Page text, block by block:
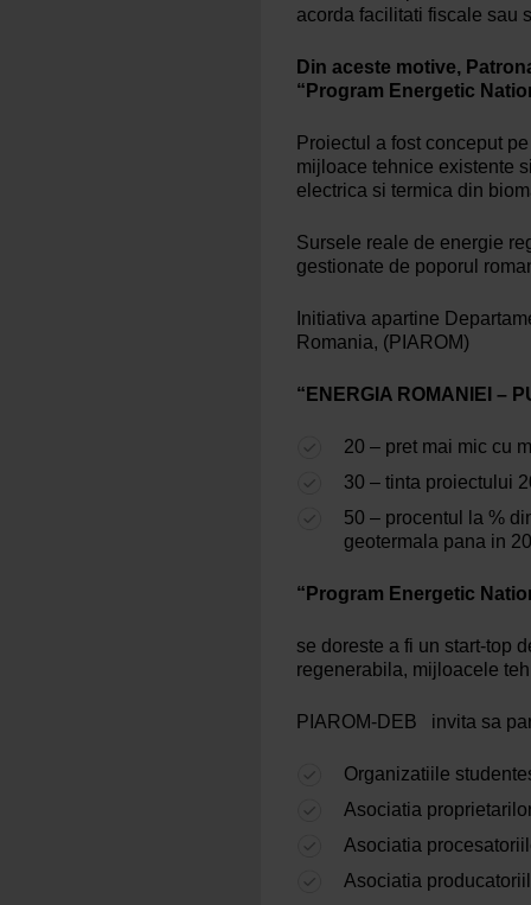
acorda facilitati fiscale sau
Din aceste motive,
“Program Energetic
Proiectul a fost conceput
mijloace tehnice existente
electrica si termica din
Sursele reale de energie
gestionate de poporul
Initiativa apartine
Romania, (PIAROM)
“ENERGIA ROMANIEI –
20 – pret mai mic cu
30 – tinta proiectului
50 – procentul la %
geotermala pana in
“Program Energetic
se doreste a fi un start-top
regenerabila, mijloacele
PIAROM-DEB invita sa
Organizatiile
Asociatia
Asociatia
Asociatia